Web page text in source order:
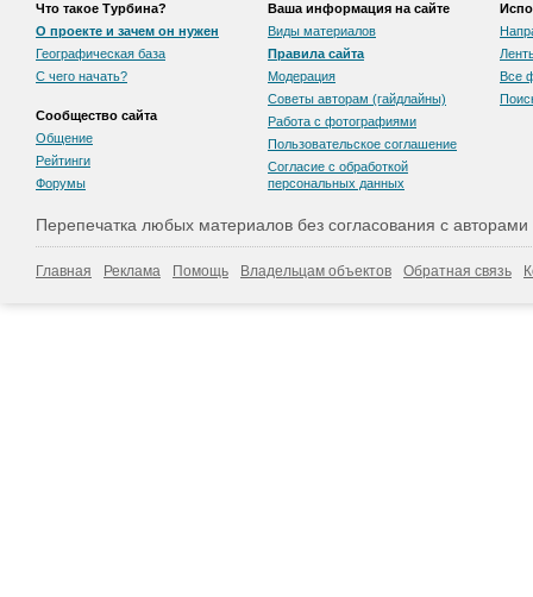
Что такое Турбина?
О проекте и зачем он нужен
Географическая база
С чего начать?
Сообщество сайта
Общение
Рейтинги
Форумы
Ваша информация на сайте
Виды материалов
Правила сайта
Модерация
Советы авторам (гайдлайны)
Работа с фотографиями
Пользовательскоe соглашение
Согласие с обработкой
персональных данных
Все
Перепечатка любых материалов без согласования с
Главная Реклама Помощь Владельцам объектов Обратная связь